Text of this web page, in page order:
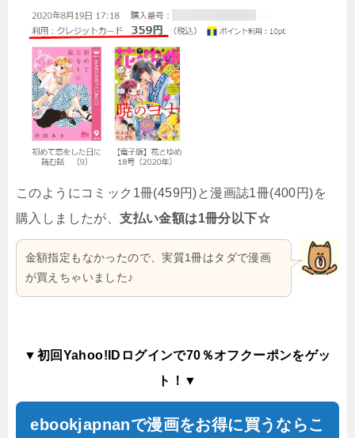
このようにコミック1冊(459円)と漫画誌1冊(400円)を
購入しましたが、支払い金額は1冊分以下☆
金額指定もなかったので、実質1冊はタダで漫画
が買えちゃいました♪
▼初回Yahoo!IDログインで70％オフクーポンをゲッ
ト！▼
ebookjapnanで漫画をお得に買うならこ